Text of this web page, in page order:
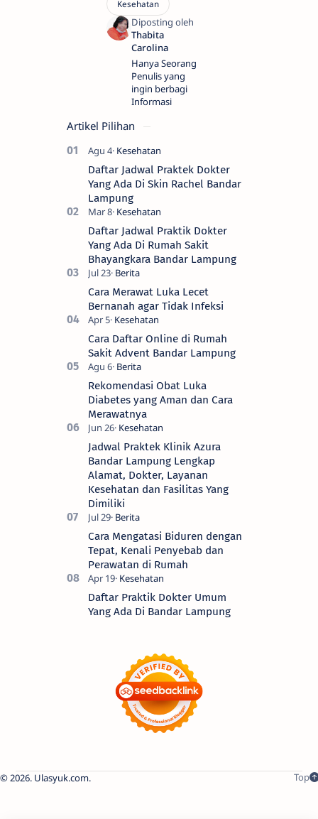
Hanya Seorang
Penulis yang
ingin berbagi
Informasi
Artikel Pilihan
Daftar Jadwal Praktek Dokter
Yang Ada Di Skin Rachel Bandar
Lampung
Daftar Jadwal Praktik Dokter
Yang Ada Di Rumah Sakit
Bhayangkara Bandar Lampung
Cara Merawat Luka Lecet
Bernanah agar Tidak Infeksi
Cara Daftar Online di Rumah
Sakit Advent Bandar Lampung
Rekomendasi Obat Luka
Diabetes yang Aman dan Cara
Merawatnya
Jadwal Praktek Klinik Azura
Bandar Lampung Lengkap
Alamat, Dokter, Layanan
Kesehatan dan Fasilitas Yang
Dimiliki
Cara Mengatasi Biduren dengan
Tepat, Kenali Penyebab dan
Perawatan di Rumah
Daftar Praktik Dokter Umum
Yang Ada Di Bandar Lampung
2026. Ulasyuk.com.